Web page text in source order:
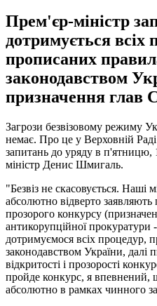
Прем'єр-міністр
дотримується всіх
прописаних
законодавством
призначення глав
Загрози безвізовому режиму
немає. Про це у Верховній
запитань до уряду в п'ятницю,
міністр Денис Шмигаль.
"Безвіз не скасовується.
абсолютно відверто заявляють
прозорого конкурсу
антикорупційної
дотримуємося всіх процедур,
законодавством України, далі
відкритості і прозорості
пройде конкурс, я впевнений,
абсолютно в рамках чинного